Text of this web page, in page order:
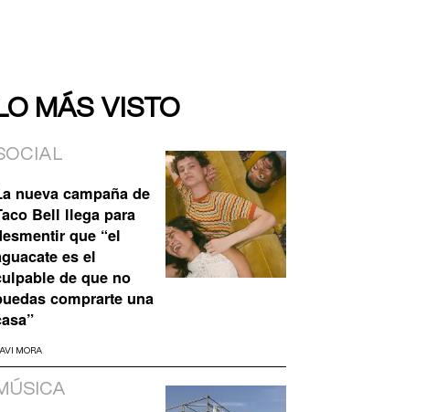
MÁS VISTO
nueva campaña de
Bell llega para
que “el
es el
de que no
comprarte una
MORA